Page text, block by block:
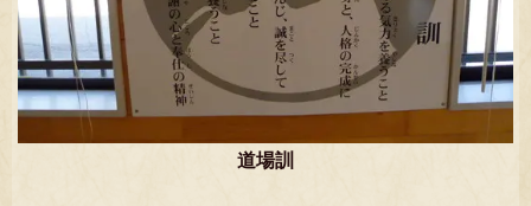
道場訓